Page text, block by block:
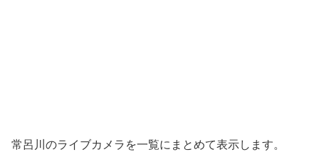
常呂川のライブカメラを一覧にまとめて表示します。